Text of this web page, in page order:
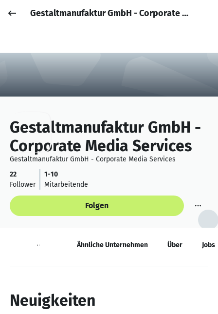
Anmelden
Job posten
Gestaltmanufaktur GmbH - Corporate Media Services
Gestaltmanufaktur GmbH -
Corporate Media Services
Gestaltmanufaktur GmbH - Corporate Media Services
22
Follower
1-10
Mitarbeitende
Folgen
Neuigkeiten Ähnliche Unternehmen Über Jobs
Neuigkeiten